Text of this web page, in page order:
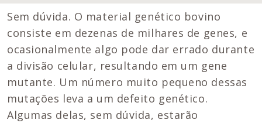
Sem dúvida. O material genético bovino
consiste em dezenas de milhares de genes, e
ocasionalmente algo pode dar errado durante
a divisão celular, resultando em um gene
mutante. Um número muito pequeno dessas
mutações leva a um defeito genético.
Algumas delas, sem dúvida, estarão